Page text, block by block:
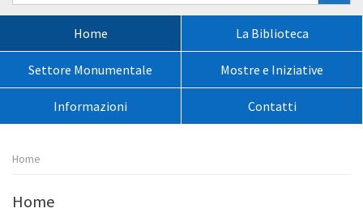
Home La Biblioteca
Settore Monumentale Mostre e Iniziative
Informazioni Contatti
Percorso
Home
Home